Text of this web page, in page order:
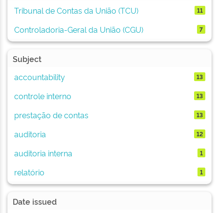
Tribunal de Contas da União (TCU)
11
Controladoria-Geral da União (CGU) 7
Subject
accountability
13
controle interno 13
prestação de contas 13
auditoria 12
auditoria interna 1
relatório 1
Date issued